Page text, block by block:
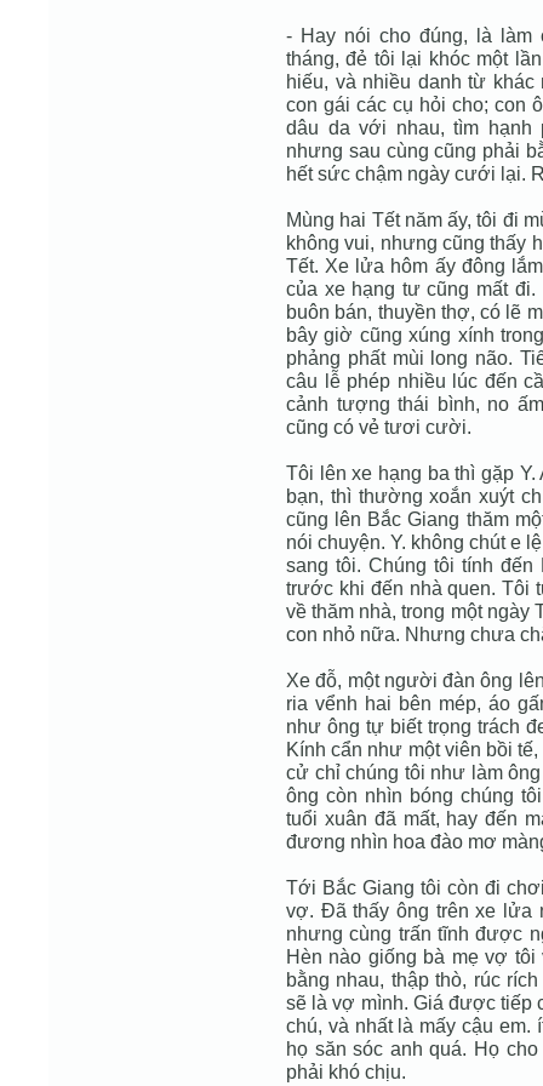
- Hay nói cho đúng, là làm
tháng, đẻ tôi lại khóc một
hiếu, và nhiều danh từ
con gái các cụ hỏi cho; con
dâu da với nhau, tìm hạnh
nhưng sau cùng cũng phải
hết sức chậm ngày cưới lại.
Mùng hai Tết năm ấy, tôi đi
không vui, nhưng cũng thấy
Tết. Xe lửa hôm ấy đông
của xe hạng tư cũng mất
buôn bán, thuyền thợ, có lẽ
bây giờ cũng xúng xính
phảng phất mùi long não.
câu lễ phép nhiều lúc đến
cảnh tượng thái bình, no
cũng có vẻ tươi cười.
Tôi lên xe hạng ba thì gặp
bạn, thì thường xoắn xuýt
cũng lên Bắc Giang thăm
nói chuyện. Y. không chút e
sang tôi. Chúng tôi tính
trước khi đến nhà quen. Tôi
về thăm nhà, trong một ngày
con nhỏ nữa. Nhưng chưa
Xe đỗ, một người đàn ông
ria vểnh hai bên mép, áo
như ông tự biết trọng trách
Kính cẩn như một viên bồi
cử chỉ chúng tôi như làm
ông còn nhìn bóng chúng
tuổi xuân đã mất, hay đến
đương nhìn hoa đào mơ
Tới Bắc Giang tôi còn đi
vợ. Đã thấy ông trên xe lửa
nhưng cùng trấn tĩnh được
Hèn nào giống bà mẹ vợ
bằng nhau, thập thò, rúc
sẽ là vợ mình. Giá được tiếp
chú, và nhất là mấy cậu
họ săn sóc anh quá. Họ
phải khó chịu.